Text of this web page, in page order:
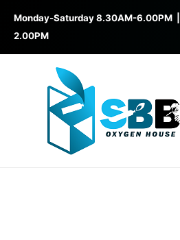
content
Monday-Saturday 8.30AM-6.00PM
2.00PM